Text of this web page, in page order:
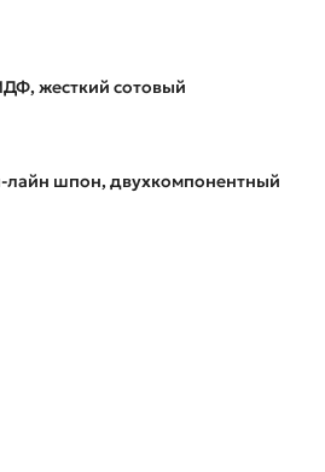
жесткий сотовый
шпон, двухкомпонентный